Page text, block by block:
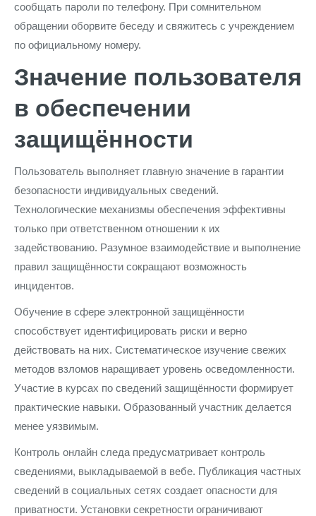
сообщать пароли по телефону. При сомнительном
обращении оборвите беседу и свяжитесь с учреждением
по официальному номеру.
Значение пользователя
в обеспечении
защищённости
Пользователь выполняет главную значение в гарантии
безопасности индивидуальных сведений.
Технологические механизмы обеспечения эффективны
только при ответственном отношении к их
задействованию. Разумное взаимодействие и выполнение
правил защищённости сокращают возможность
инцидентов.
Обучение в сфере электронной защищённости
способствует идентифицировать риски и верно
действовать на них. Систематическое изучение свежих
методов взломов наращивает уровень осведомленности.
Участие в курсах по сведений защищённости формирует
практические навыки. Образованный участник делается
менее уязвимым.
Контроль онлайн следа предусматривает контроль
сведениями, выкладываемой в вебе. Публикация частных
сведений в социальных сетях создает опасности для
приватности. Установки секретности ограничивают